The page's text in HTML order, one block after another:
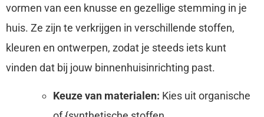
vormen van een knusse en gezellige stemming in je
huis. Ze zijn te verkrijgen in verschillende stoffen,
kleuren en ontwerpen, zodat je steeds iets kunt
vinden dat bij jouw binnenhuisinrichting past.
Keuze van materialen: Kies uit organische